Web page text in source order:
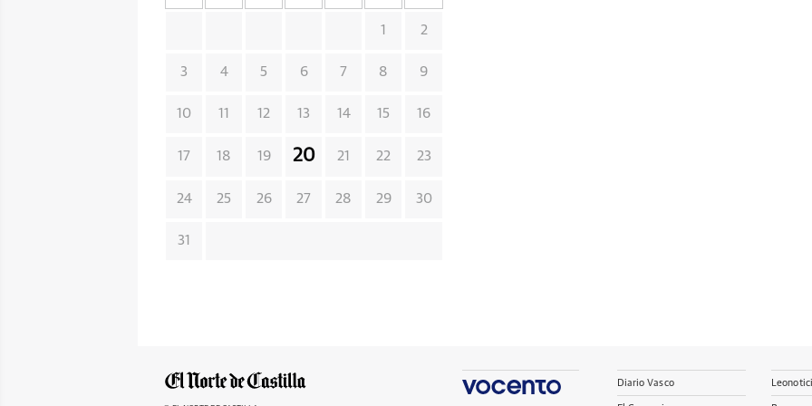
1 2
3 4 5 6 7 8 9
10 11 12 13 14 15 16
17 18 19 20 21 22 23
24 25 26 27 28 29 30
31
Diario Vasco